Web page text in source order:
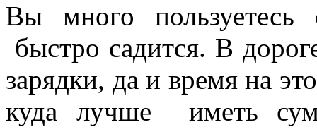
Вы много
быстро садится. В
зарядки, да и время на
куда лучше иметь